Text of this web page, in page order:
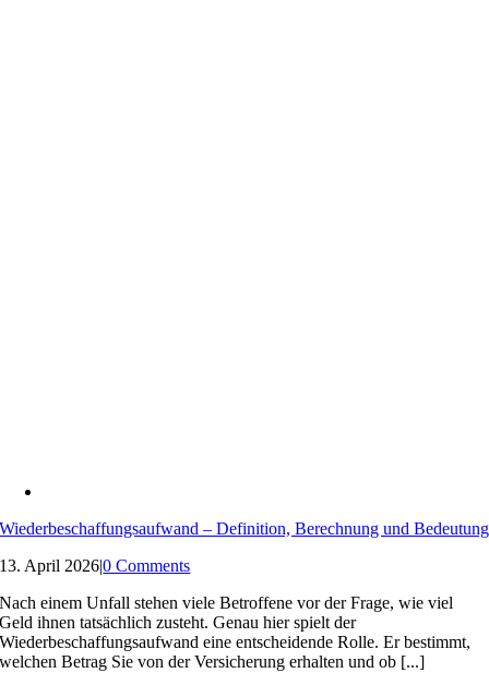
Wiederbeschaffungsaufwand – Definition, Berechnung und Bedeutung
13. April 2026|0 Comments
Nach einem Unfall stehen viele Betroffene vor der Frage, wie viel
Geld ihnen tatsächlich zusteht. Genau hier spielt der
Wiederbeschaffungsaufwand eine entscheidende Rolle. Er bestimmt,
welchen Betrag Sie von der Versicherung erhalten und ob [...]